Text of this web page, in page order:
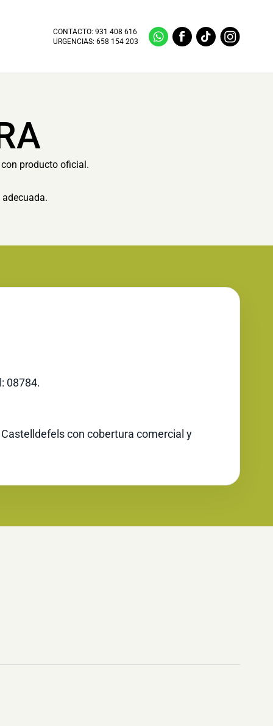
CONTACTO:931 408 616
URGENCIAS:658 154 203
producto oficial.
08784.
con cobertura comercial y